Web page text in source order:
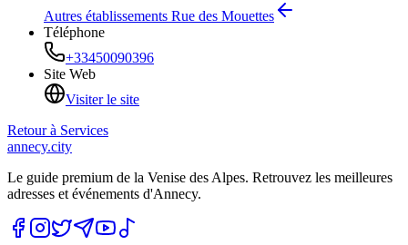
Autres établissements Rue des Mouettes
Téléphone
+33450090396
Site Web
Visiter le site
Retour à Services
annecy.city
Le guide premium de la Venise des Alpes. Retrouvez les meilleures
adresses et événements d'Annecy.